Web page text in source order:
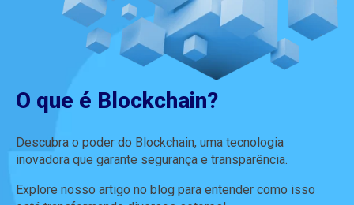
O que é Blockchain?
Descubra o poder do Blockchain, uma tecnologia
inovadora que garante segurança e transparência.
Explore nosso artigo no blog para entender como isso